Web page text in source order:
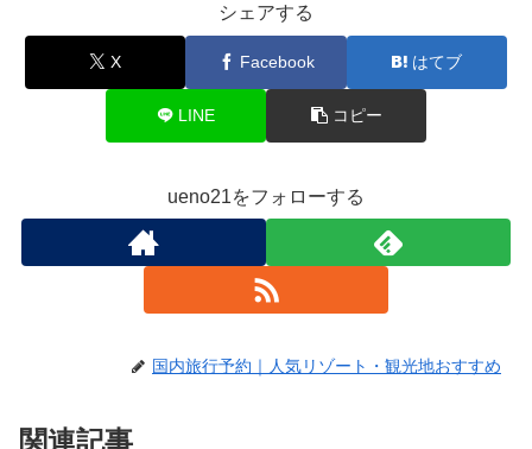
シェアする
X Facebook はてブ
LINE コピー
ueno21をフォローする
国内旅行予約｜人気リゾート・観光地おすすめ
関連記事